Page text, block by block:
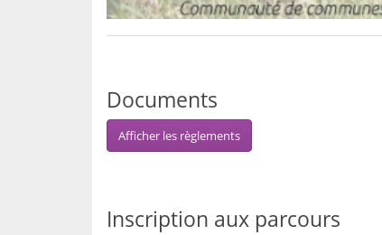
Documents
Afficher les règlements
Inscription aux parcours